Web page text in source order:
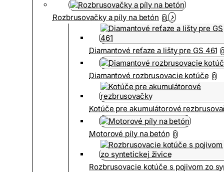
Rozbrusovačky a píly na betón 0
Diamantové reťaze a lišty pre GS 461
Diamantové rozbrusovacie kotúče 0
Kotúče pre akumulátorové
Motorové píly na betón 0
Rozbrusovacie kotúče s pojivom zo